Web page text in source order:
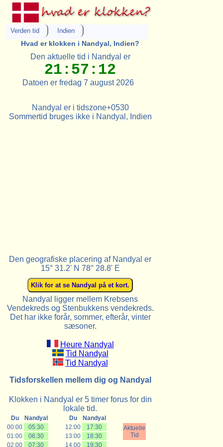
Verden tid Indien
Hvad er klokken i Nandyal, Indien?
Den aktuelle tid i Nandyal er
21:57:12
Datoen er fredag 7 august 2026
Nandyal er i tidszone+0530
Sommertid bruges ikke i Nandyal, Indien
Den geografiske placering af Nandyal er
15° 31.2' N 78° 28.8' E
Nandyal ligger mellem Krebsens
Vendekreds og Stenbukkens vendekreds.
Det har ikke forår, sommer, efterår, vinter
sæsoner.
Heure Nandyal
Tid Nandyal
Tid Nandyal
Tidsforskellen mellem dig og Nandyal
Klokken i Nandyal er 5 timer forus for din
lokale tid.
Du Nandyal Du
Nandyal
00:00
05:30 12:00 17:30
Aktuelle
Tid
01:00 06:30 13:00
18:30
02:00
07:30 14:00 19:30